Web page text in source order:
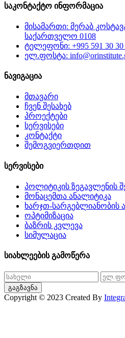
საკონტაქტო ინფორმაცია
მისამართი: მერაბ
საქართველო 0108
ტელეფონი: +995 591 30 30
ელ.ფოსტა:
ნავიგაცია
მთავარი
ჩვენ შესახებ
პროექტები
სერვისები
კონტაქტი
შემოგვიერთდით
სერვისები
პოლიტიკის ზეგავლენის
მონაცემთა ანალიტიკა
ხარჯთ-სარგებლიანობის
ოპტიმიზაცია
ბაზრის კვლევა
სიმულაცია
სიახლეების გამოწერა
გაგზავნა
Copyright © 2023 Created By